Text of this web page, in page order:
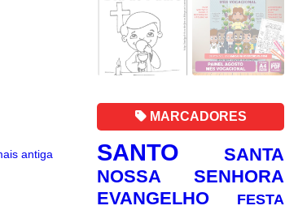
antiga
MARCADORES
SANTO
SANTA
NOSSA SENHORA
EVANGELHO
FESTA